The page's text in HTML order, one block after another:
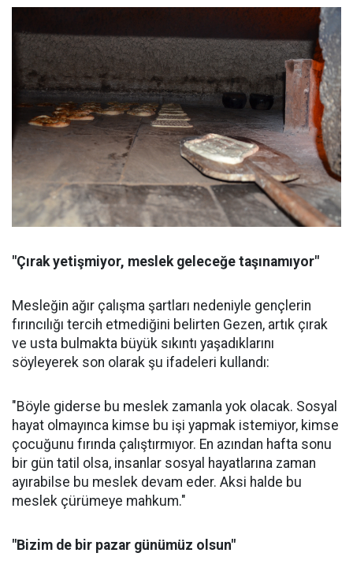
"Çırak yetişmiyor, meslek geleceğe taşınamıyor"
Mesleğin ağır çalışma şartları nedeniyle gençlerin
fırıncılığı tercih etmediğini belirten Gezen, artık çırak
ve usta bulmakta büyük sıkıntı yaşadıklarını
söyleyerek son olarak şu ifadeleri kullandı:
"Böyle giderse bu meslek zamanla yok olacak. Sosyal
hayat olmayınca kimse bu işi yapmak istemiyor, kimse
çocuğunu fırında çalıştırmıyor. En azından hafta sonu
bir gün tatil olsa, insanlar sosyal hayatlarına zaman
ayırabilse bu meslek devam eder. Aksi halde bu
meslek çürümeye mahkum."
"Bizim de bir pazar günümüz olsun"